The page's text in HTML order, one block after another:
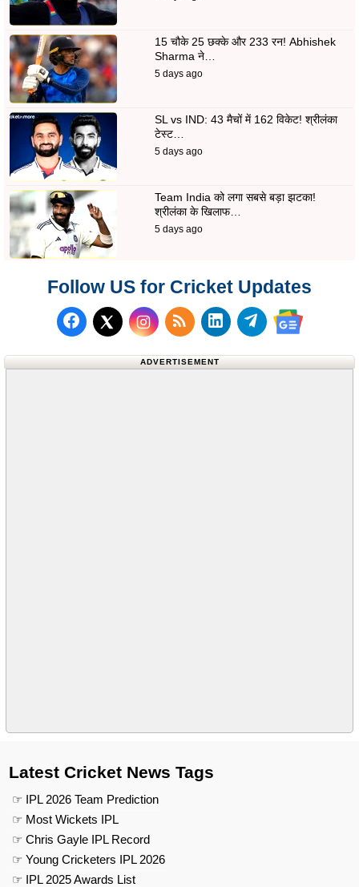
15 चौके 25 छक्के और 233 रन! Abhishek
Sharma ने…
5 days ago
SL vs IND: 43 मैचों में 162 विकेट! श्रीलंका
टेस्ट…
5 days ago
Team India को लगा सबसे बड़ा झटका!
श्रीलंका के खिलाफ…
5 days ago
Follow US for Cricket Updates
Follow us on Facebook
Follow us on X (Twitter)
Subscribe to our RSS
Follow us on
Follow us on
Follow us
ADVERTISEMENT
Latest Cricket News Tags
☞ IPL 2026 Team Prediction
☞ Most Wickets IPL
☞ Chris Gayle IPL Record
☞ Young Cricketers IPL 2026
☞ IPL 2025 Awards List